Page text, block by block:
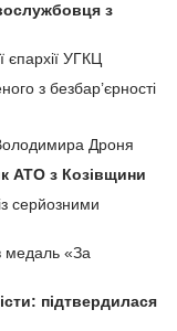
з
УГКЦ
з безбар’єрності
Дроня
АТО з Козівщини
серйозними
медаль «За
підтвердилася